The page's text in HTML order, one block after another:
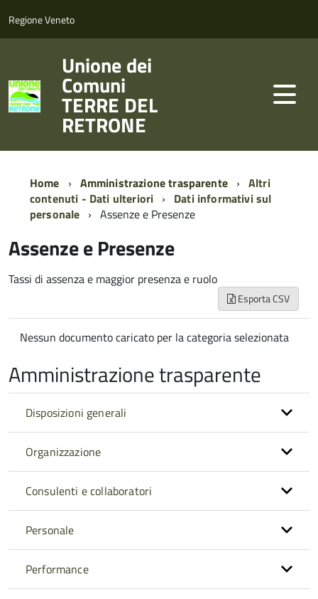
Regione Veneto
Unione dei
Comuni
TERRE DEL
RETRONE
Home Amministrazione trasparente
Altri
contenuti - Dati ulteriori
Dati informativi sul
personale
Assenze e Presenze
Assenze e Presenze
Tassi di assenza e maggior presenza e ruolo
Esporta CSV
Nessun documento caricato per la categoria selezionata
Amministrazione trasparente
Disposizioni generali
Organizzazione
Consulenti e collaboratori
Personale
Performance